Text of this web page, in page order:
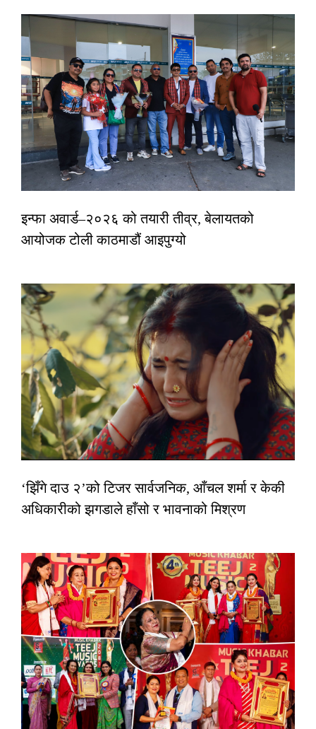
इन्फा अवार्ड–२०२६ को तयारी तीव्र, बेलायतको
आयोजक टोली काठमाडौं आइपुग्यो
‘झिँगे दाउ २’को टिजर सार्वजनिक, आँचल शर्मा र केकी
अधिकारीको झगडाले हाँसो र भावनाको मिश्रण